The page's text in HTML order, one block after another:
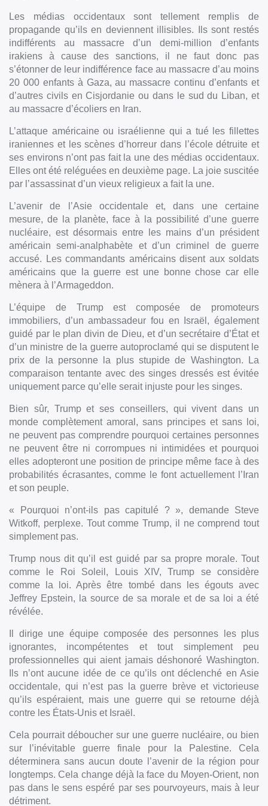
Les médias occidentaux sont tellement remplis de
propagande qu’ils en deviennent illisibles. Ils sont restés
indifférents au massacre d’un demi-million d’enfants
irakiens à cause des sanctions, il ne faut donc pas
s’étonner de leur indifférence face au massacre d’au moins
20 000 enfants à Gaza, au massacre continu d’enfants et
d’autres civils en Cisjordanie ou dans le sud du Liban, et
au massacre d’écoliers en Iran.
L’attaque américaine ou israélienne qui a tué les fillettes
iraniennes et les scènes d’horreur dans l’école détruite et
ses environs n’ont pas fait la une des médias occidentaux.
Elles ont été reléguées en deuxième page. La joie suscitée
par l’assassinat d’un vieux religieux a fait la une.
L’avenir de l’Asie occidentale et, dans une certaine
mesure, de la planète, face à la possibilité d’une guerre
nucléaire, est désormais entre les mains d’un président
américain semi-analphabète et d’un criminel de guerre
accusé. Les commandants américains disent aux soldats
américains que la guerre est une bonne chose car elle
mènera à l’Armageddon.
L’équipe de Trump est composée de promoteurs
immobiliers, d’un ambassadeur fou en Israël, également
guidé par le plan divin de Dieu, et d’un secrétaire d’État et
d’un ministre de la guerre autoproclamé qui se disputent le
prix de la personne la plus stupide de Washington. La
comparaison tentante avec des singes dressés est évitée
uniquement parce qu’elle serait injuste pour les singes.
Bien sûr, Trump et ses conseillers, qui vivent dans un
monde complètement amoral, sans principes et sans loi,
ne peuvent pas comprendre pourquoi certaines personnes
ne peuvent être ni corrompues ni intimidées et pourquoi
elles adopteront une position de principe même face à des
probabilités écrasantes, comme le font actuellement l’Iran
et son peuple.
« Pourquoi n’ont-ils pas capitulé ? », demande Steve
Witkoff, perplexe. Tout comme Trump, il ne comprend tout
simplement pas.
Trump nous dit qu’il est guidé par sa propre morale. Tout
comme le Roi Soleil, Louis XIV, Trump se considère
comme la loi. Après être tombé dans les égouts avec
Jeffrey Epstein, la source de sa morale et de sa loi a été
révélée.
Il dirige une équipe composée des personnes les plus
ignorantes, incompétentes et tout simplement peu
professionnelles qui aient jamais déshonoré Washington.
Ils n’ont aucune idée de ce qu’ils ont déclenché en Asie
occidentale, qui n’est pas la guerre brève et victorieuse
qu’ils espéraient, mais une guerre qui se retourne déjà
contre les États-Unis et Israël.
Cela pourrait déboucher sur une guerre nucléaire, ou bien
sur l’inévitable guerre finale pour la Palestine. Cela
déterminera sans aucun doute l’avenir de la région pour
longtemps. Cela change déjà la face du Moyen-Orient, non
pas dans le sens espéré par ses pourvoyeurs, mais à leur
détriment.